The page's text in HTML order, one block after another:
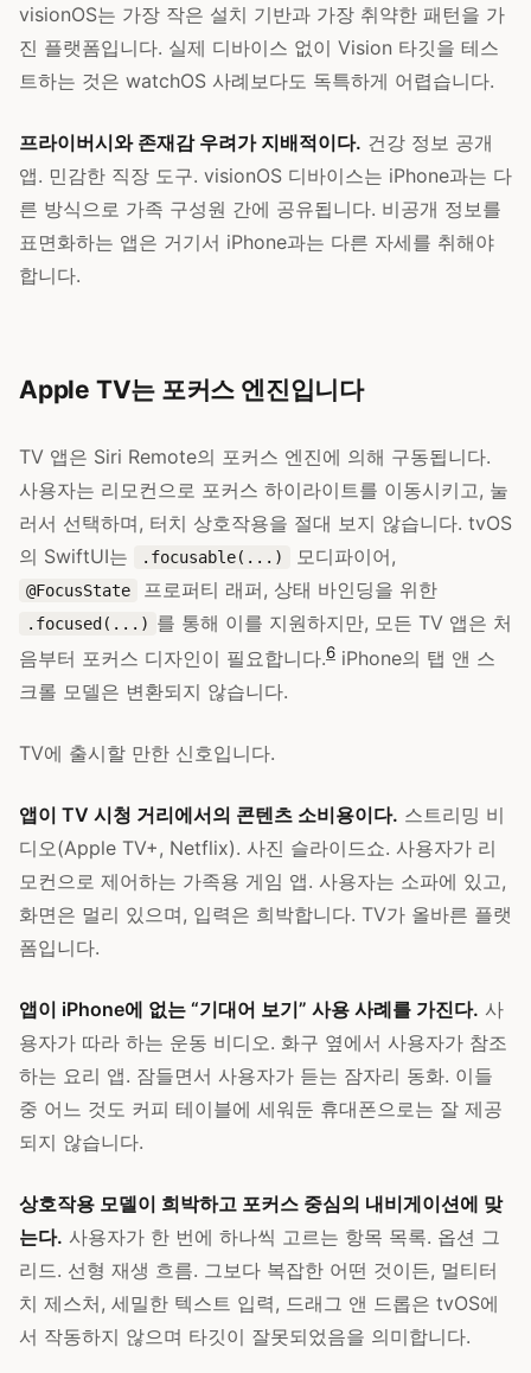
visionOS는 가장 작은 설치 기반과 가장 취약한 패턴을 가
진 플랫폼입니다. 실제 디바이스 없이 Vision 타깃을 테스
트하는 것은 watchOS 사례보다도 독특하게 어렵습니다.
프라이버시와 존재감 우려가 지배적이다. 건강 정보 공개
앱. 민감한 직장 도구. visionOS 디바이스는 iPhone과는 다
른 방식으로 가족 구성원 간에 공유됩니다. 비공개 정보를
표면화하는 앱은 거기서 iPhone과는 다른 자세를 취해야
합니다.
Apple TV는 포커스 엔진입니다
TV 앱은 Siri Remote의 포커스 엔진에 의해 구동됩니다.
사용자는 리모컨으로 포커스 하이라이트를 이동시키고, 눌
러서 선택하며, 터치 상호작용을 절대 보지 않습니다. tvOS
의 SwiftUI는
.focusable(...) 모디파이어,
@FocusState 프로퍼티 래퍼, 상태 바인딩을 위한
.focused(...) 를 통해 이를 지원하지만, 모든 TV 앱은 처
음부터 포커스 디자인이 필요합니다.6 iPhone의 탭 앤 스
크롤 모델은 변환되지 않습니다.
TV에 출시할 만한 신호입니다.
앱이 TV 시청 거리에서의 콘텐츠 소비용이다. 스트리밍 비
디오(Apple TV+, Netflix). 사진 슬라이드쇼. 사용자가 리
모컨으로 제어하는 가족용 게임 앱. 사용자는 소파에 있고,
화면은 멀리 있으며, 입력은 희박합니다. TV가 올바른 플랫
폼입니다.
앱이 iPhone에 없는 “기대어 보기” 사용 사례를 가진다. 사
용자가 따라 하는 운동 비디오. 화구 옆에서 사용자가 참조
하는 요리 앱. 잠들면서 사용자가 듣는 잠자리 동화. 이들
중 어느 것도 커피 테이블에 세워둔 휴대폰으로는 잘 제공
되지 않습니다.
상호작용 모델이 희박하고 포커스 중심의 내비게이션에 맞
는다. 사용자가 한 번에 하나씩 고르는 항목 목록. 옵션 그
리드. 선형 재생 흐름. 그보다 복잡한 어떤 것이든, 멀티터
치 제스처, 세밀한 텍스트 입력, 드래그 앤 드롭은 tvOS에
서 작동하지 않으며 타깃이 잘못되었음을 의미합니다.